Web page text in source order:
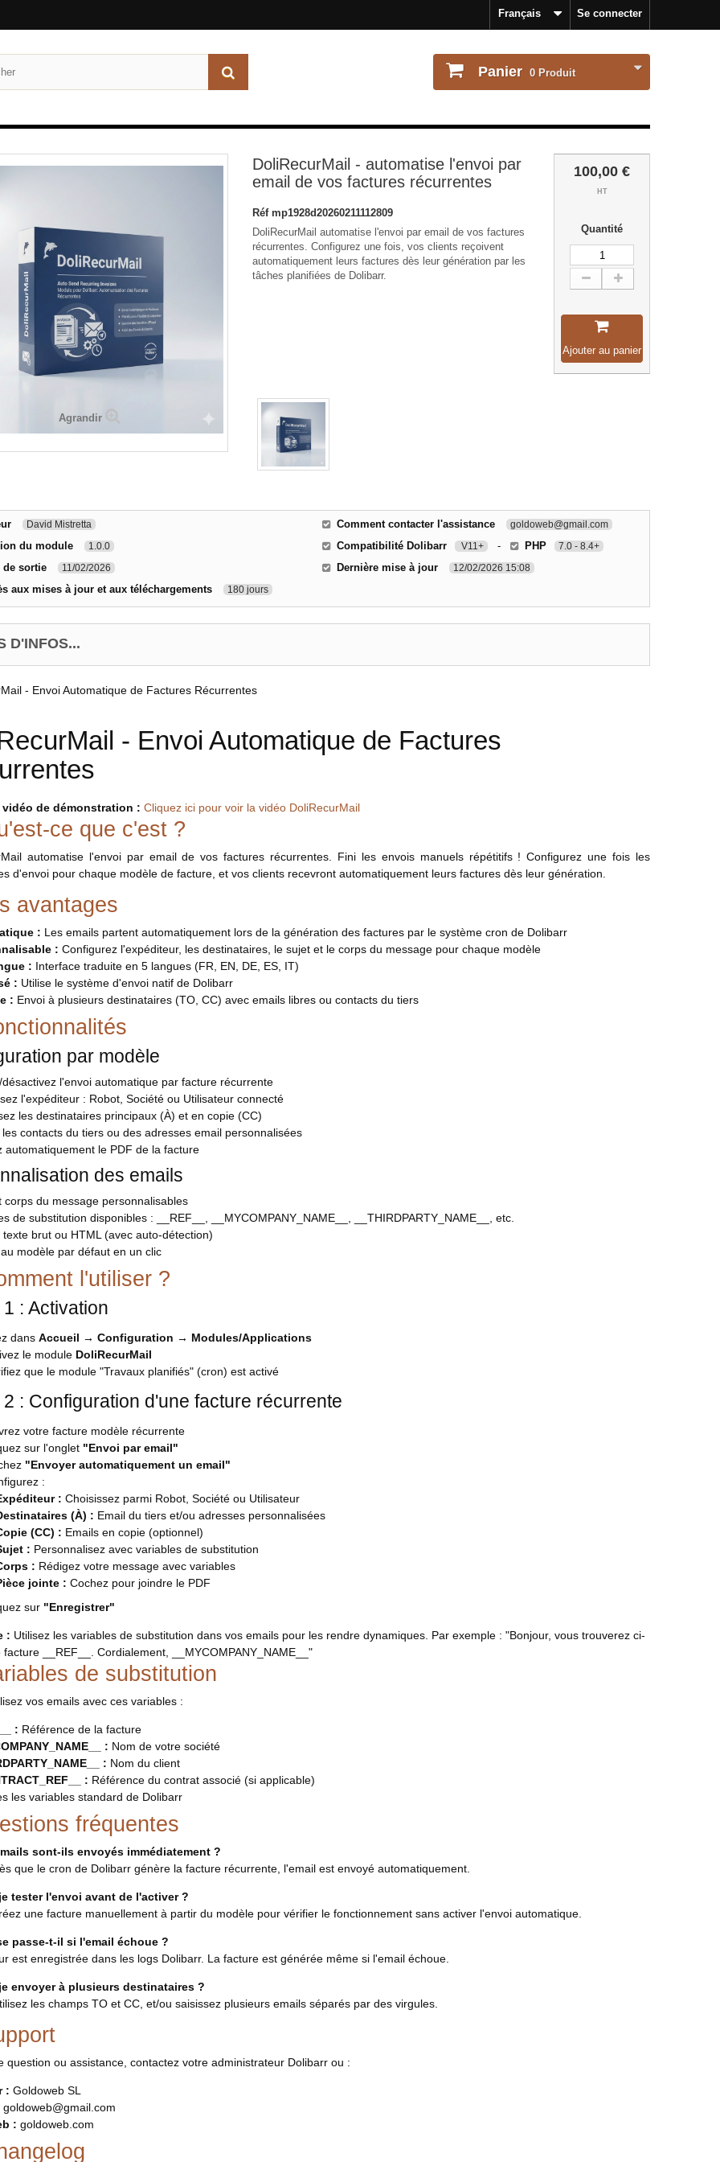
Se connecter
Français
Panier 0 Produit
Agrandir
DoliRecurMail - automatise l'envoi par
email de vos factures récurrentes
Réf mp1928d20260211112809
DoliRecurMail automatise l'envoi par email de vos factures
récurrentes. Configurez une fois, vos clients reçoivent
automatiquement leurs factures dès leur génération par les
tâches planifiées de Dolibarr.
100,00 €
HT
Quantité
Ajouter au panier
David Mistretta
du module 1.0.0
de sortie 11/02/2026
aux mises à jour et aux téléchargements 180 jours
Comment contacter l'assistance goldoweb@gmail.com
Compatibilité Dolibarr V11+ - PHP 7.0 - 8.4+
Dernière mise à jour 12/02/2026 15:08
D'INFOS...
- Envoi Automatique de Factures Récurrentes
- Envoi Automatique de Factures
vidéo de démonstration : Cliquez ici pour voir la vidéo DoliRecurMail
ce que c'est ?
automatise l'envoi par email de vos factures récurrentes. Fini les envois manuels répétitifs ! Configurez une fois les
d'envoi pour chaque modèle de facture, et vos clients recevront automatiquement leurs factures dès leur génération.
avantages
: Les emails partent automatiquement lors de la génération des factures par le système cron de Dolibarr
: Configurez l'expéditeur, les destinataires, le sujet et le corps du message pour chaque modèle
: Interface traduite en 5 langues (FR, EN, DE, ES, IT)
: Utilise le système d'envoi natif de Dolibarr
: Envoi à plusieurs destinataires (TO, CC) avec emails libres ou contacts du tiers
par modèle
désactivez l'envoi automatique par facture récurrente
l'expéditeur : Robot, Société ou Utilisateur connecté
les destinataires principaux (À) et en copie (CC)
les contacts du tiers ou des adresses email personnalisées
automatiquement le PDF de la facture
des emails
corps du message personnalisables
de substitution disponibles : __REF__, __MYCOMPANY_NAME__, __THIRDPARTY_NAME__, etc.
texte brut ou HTML (avec auto-détection)
modèle par défaut en un clic
l'utiliser ?
: Activation
dans Accueil → Configuration → Modules/Applications
le module DoliRecurMail
que le module "Travaux planifiés" (cron) est activé
2 : Configuration d'une facture récurrente
votre facture modèle récurrente
sur l'onglet "Envoi par email"
"Envoyer automatiquement un email"
:
: Choisissez parmi Robot, Société ou Utilisateur
(À) : Email du tiers et/ou adresses personnalisées
(CC) : Emails en copie (optionnel)
: Personnalisez avec variables de substitution
: Rédigez votre message avec variables
jointe : Cochez pour joindre le PDF
sur "Enregistrer"
: Utilisez les variables de substitution dans vos emails pour les rendre dynamiques. Par exemple : "Bonjour, vous trouverez ci-
facture __REF__. Cordialement, __MYCOMPANY_NAME__"
de substitution
vos emails avec ces variables :
: Référence de la facture
: Nom de votre société
: Nom du client
: Référence du contrat associé (si applicable)
les variables standard de Dolibarr
fréquentes
sont-ils envoyés immédiatement ?
que le cron de Dolibarr génère la facture récurrente, l'email est envoyé automatiquement.
tester l'envoi avant de l'activer ?
une facture manuellement à partir du modèle pour vérifier le fonctionnement sans activer l'envoi automatique.
passe-t-il si l'email échoue ?
est enregistrée dans les logs Dolibarr. La facture est générée même si l'email échoue.
envoyer à plusieurs destinataires ?
les champs TO et CC, et/ou saisissez plusieurs emails séparés par des virgules.
question ou assistance, contactez votre administrateur Dolibarr ou :
: Goldoweb SL
goldoweb@gmail.com
: goldoweb.com